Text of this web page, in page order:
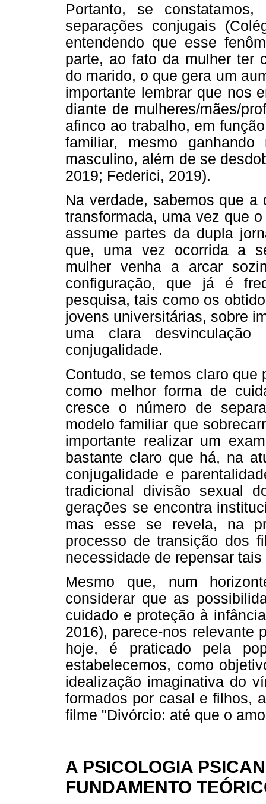
Portanto, se
separações conjugais
entendendo que esse
parte, ao fato da mulher ter
do marido, o que gera um
importante lembrar que nos
diante de mulheres/mães/
afinco ao trabalho, em
familiar, mesmo
masculino, além de se
2019; Federici, 2019).
Na verdade, sabemos que
transformada, uma vez que
assume partes da dupla
que, uma vez ocorrida a
mulher venha a arcar
configuração, que já é
pesquisa, tais como os
jovens universitárias, sobre
uma clara
conjugalidade.
Contudo, se temos claro
como melhor forma de
cresce o número de
modelo familiar que
importante realizar um
bastante claro que há, na
conjugalidade e
tradicional divisão sexual
gerações se encontra
mas esse se revela, na
processo de transição dos
necessidade de repensar
Mesmo que, num
considerar que as
cuidado e proteção à
2016), parece-nos relevante
hoje, é praticado pela
estabelecemos, como
idealização imaginativa do
formados por casal e filhos,
filme "Divórcio: até que o
A PSICOLOGIA
FUNDAMENTO